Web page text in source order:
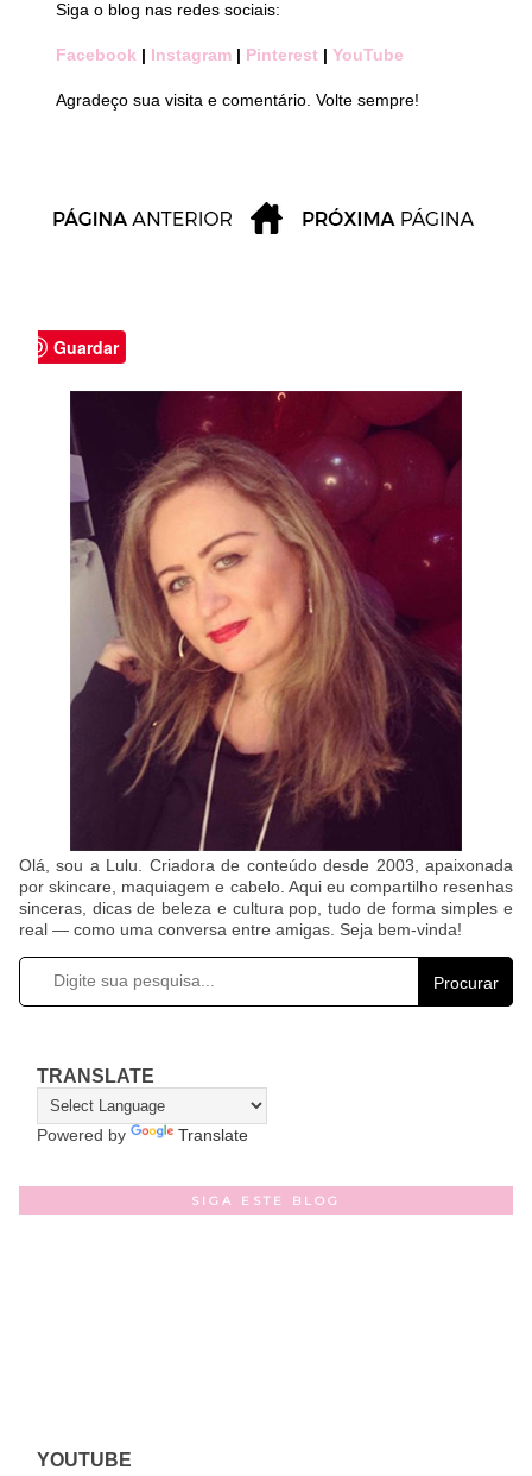
Siga o blog nas redes sociais:
Facebook | Instagram | Pinterest | YouTube
Agradeço sua visita e comentário. Volte sempre!
Guardar
Olá, sou a Lulu. Criadora de conteúdo desde 2003, apaixonada
por skincare, maquiagem e cabelo. Aqui eu compartilho resenhas
sinceras, dicas de beleza e cultura pop, tudo de forma simples e
real — como uma conversa entre amigas. Seja bem-vinda!
Procurar
TRANSLATE
Powered by Translate
SIGA ESTE BLOG
YOUTUBE